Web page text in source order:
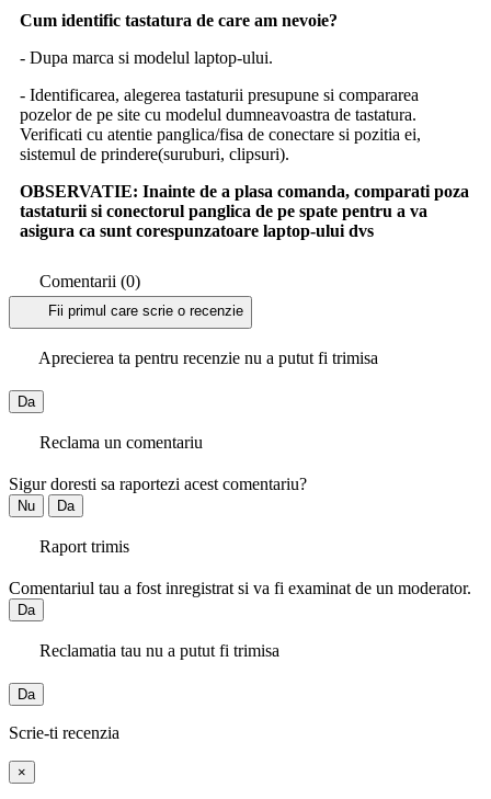
Cum identific tastatura de care am nevoie?
- Dupa marca si modelul laptop-ului.
- Identificarea, alegerea tastaturii presupune si compararea
pozelor de pe site cu modelul dumneavoastra de tastatura.
Verificati cu atentie panglica/fisa de conectare si pozitia ei,
sistemul de prindere(suruburi, clipsuri).
OBSERVATIE: Inainte de a plasa comanda, comparati poza
tastaturii si conectorul panglica de pe spate pentru a va
asigura ca sunt corespunzatoare laptop-ului dvs
Comentarii (0)
Fii primul care scrie o recenzie
Aprecierea ta pentru recenzie nu a putut fi trimisa
Da
Reclama un comentariu
Sigur doresti sa raportezi acest comentariu?
Nu Da
Raport trimis
Comentariul tau a fost inregistrat si va fi examinat de un moderator.
Da
Reclamatia tau nu a putut fi trimisa
Da
Scrie-ti recenzia
×